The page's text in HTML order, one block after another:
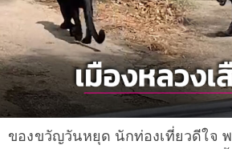
ของขวัญวันหยุด นักท่องเที่ยวดีใจ